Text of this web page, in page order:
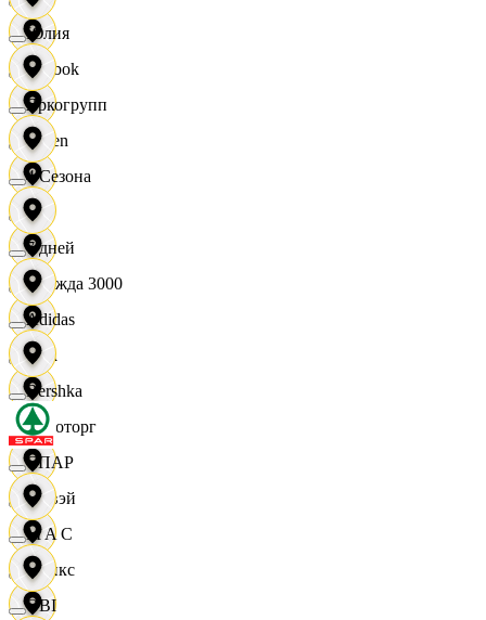
Reebok
Seven
XC
Одежда 3000
Zara
Агроторг
Амвэй
Аникс
Юлия
Яркогрупп
4 Сезона
7 дней
Adidas
Bershka
СПАР
M A C
OBI